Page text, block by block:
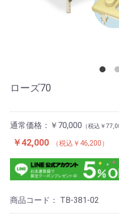
ローズ70
通常価格： ￥70,000 ￥
￥42,000 ￥46,200
商品コード： TB-381-02